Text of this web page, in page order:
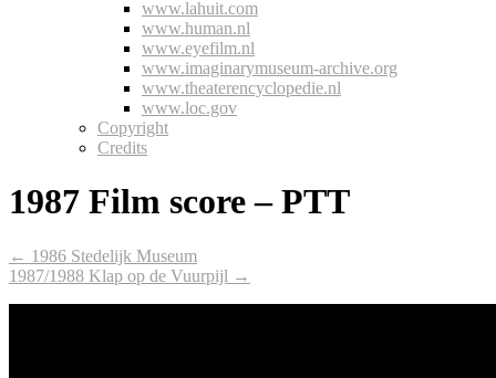
www.lahuit.com
www.human.nl
www.eyefilm.nl
www.imaginarymuseum-archive.org
www.theaterencyclopedie.nl
www.loc.gov
Copyright
Credits
1987 Film score – PTT
← 1986 Stedelijk Museum
1987/1988 Klap op de Vuurpijl →